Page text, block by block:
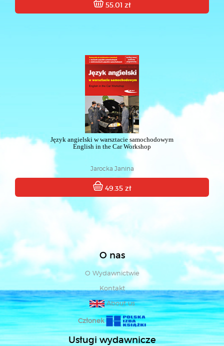
55.01 zł
Język angielski w warsztacie samochodowym
English in the Car Workshop
Jarocka Janina
49.35 zł
O nas
O Wydawnictwie
Kontakt
About us
Członek
Usługi wydawnicze